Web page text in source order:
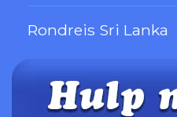
Rondreis Sri Lanka